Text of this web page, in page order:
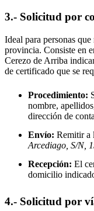
3.- Solicitud por
Ideal para personas
provincia. Consiste en
Cerezo de Arriba
de certificado que se
Procedimiento:
nombre,
dirección de
Envío: Remitir a
Arcediago, S/N,
Recepción: El
domicilio
4.- Solicitud por